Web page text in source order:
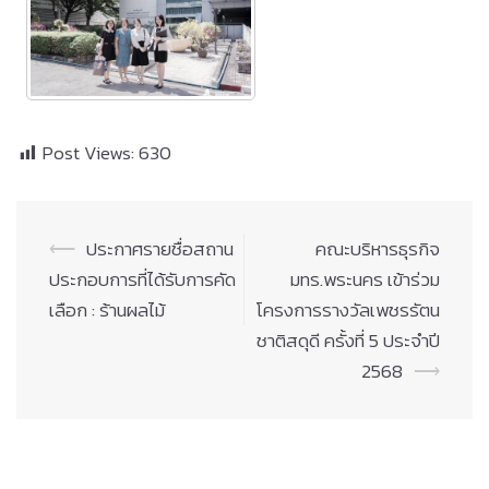
Post Views:630
Post
navigation
⟵ ประกาศรายชื่อสถาน
ประกอบการที่ได้รับการคัด
เลือก : ร้านผลไม้
คณะบริหารธุรกิจ
มทร.พระนคร เข้าร่วม
โครงการรางวัลเพชรรัตน
ชาติสดุดี ครั้งที่ 5 ประจำปี
2568 ⟶